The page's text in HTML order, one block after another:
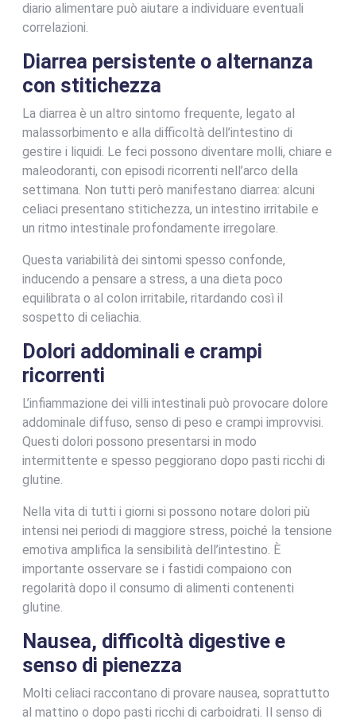
diario alimentare può aiutare a individuare eventuali
correlazioni.
Diarrea persistente o alternanza
con stitichezza
La diarrea è un altro sintomo frequente, legato al
malassorbimento e alla difficoltà dell’intestino di
gestire i liquidi. Le feci possono diventare molli, chiare e
maleodoranti, con episodi ricorrenti nell’arco della
settimana. Non tutti però manifestano diarrea: alcuni
celiaci presentano stitichezza, un intestino irritabile e
un ritmo intestinale profondamente irregolare.
Questa variabilità dei sintomi spesso confonde,
inducendo a pensare a stress, a una dieta poco
equilibrata o al colon irritabile, ritardando così il
sospetto di celiachia.
Dolori addominali e crampi
ricorrenti
L’infiammazione dei villi intestinali può provocare dolore
addominale diffuso, senso di peso e crampi improvvisi.
Questi dolori possono presentarsi in modo
intermittente e spesso peggiorano dopo pasti ricchi di
glutine.
Nella vita di tutti i giorni si possono notare dolori più
intensi nei periodi di maggiore stress, poiché la tensione
emotiva amplifica la sensibilità dell’intestino. È
importante osservare se i fastidi compaiono con
regolarità dopo il consumo di alimenti contenenti
glutine.
Nausea, difficoltà digestive e
senso di pienezza
Molti celiaci raccontano di provare nausea, soprattutto
al mattino o dopo pasti ricchi di carboidrati. Il senso di